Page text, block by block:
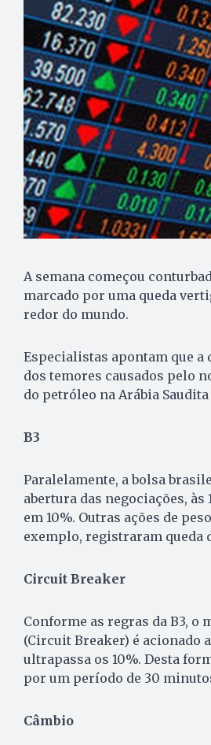
A semana começou
marcado por uma queda
redor do mundo.
Especialistas apontam que a
dos temores causados pelo
do petróleo na Arábia Saudita
B3
Paralelamente, a bolsa
abertura das negociações,
em 10%. Outras ações de
exemplo, registraram queda
Circuit Breaker
Conforme as regras da B3, o
(Circuit Breaker) é acionado
ultrapassa os 10%. Desta
por um período de 30
Câmbio